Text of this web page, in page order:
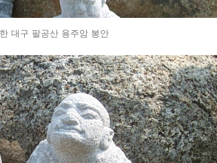
대구 팔공산 용주암 봉안